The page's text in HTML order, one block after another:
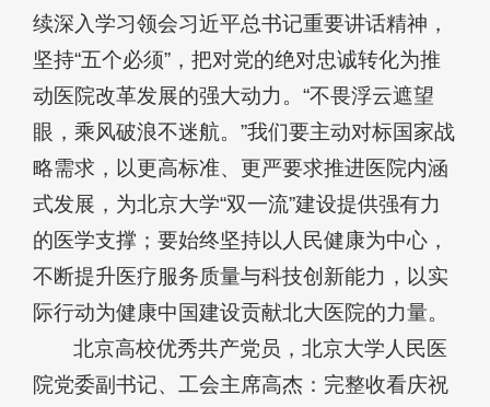
续深入学习领会习近平总书记重要讲话精神，
坚持“五个必须”，把对党的绝对忠诚转化为推
动医院改革发展的强大动力。“不畏浮云遮望
眼，乘风破浪不迷航。”我们要主动对标国家战
略需求，以更高标准、更严要求推进医院内涵
式发展，为北京大学“双一流”建设提供强有力
的医学支撑；要始终坚持以人民健康为中心，
不断提升医疗服务质量与科技创新能力，以实
际行动为健康中国建设贡献北大医院的力量。
北京高校优秀共产党员，北京大学人民医
院党委副书记、工会主席高杰：完整收看庆祝